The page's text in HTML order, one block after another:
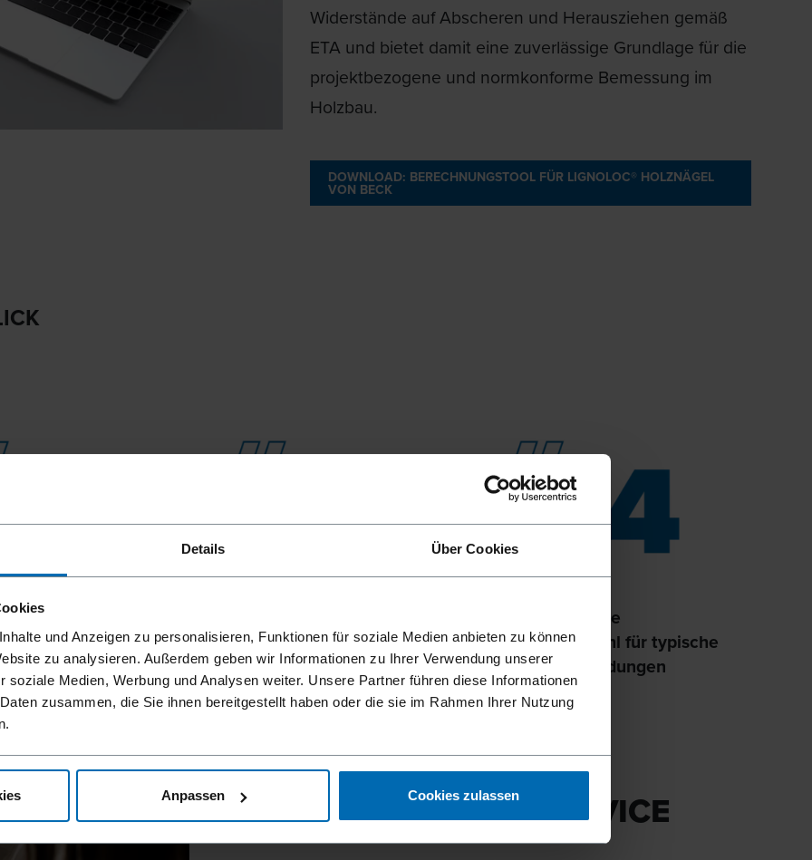
Details Über Cookies
und Anzeigen zu personalisieren, Funktionen für soziale Medien anbieten zu können
zu analysieren. Außerdem geben wir Informationen zu Ihrer Verwendung unserer
soziale Medien, Werbung und Analysen weiter. Unsere Partner führen diese Informationen
zusammen, die Sie ihnen bereitgestellt haben oder die sie im Rahmen Ihrer Nutzung
Anpassen Cookies zulassen
Widerstände auf Abscheren und Herausziehen gemäß
ETA und bietet damit eine zuverlässige Grundlage für die
projektbezogene und normkonforme Bemessung im
Holzbau.
DOWNLOAD: BERECHNUNGSTOOL FÜR LIGNOLOC® HOLZNÄGEL
VON BECK
der
Widerstände
und Herausziehen
relevanten
Bemessungsparameter
Praxisorientierte
Materialauswahl für typische
Holzbauanwendungen
LIGNOLOC®
BEMESSUNGSSERVICE